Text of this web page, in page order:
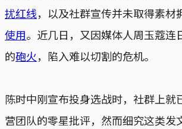
扰红线，以及社群宣传并未取得素材
使用。近几日，又因媒体人周玉蔻连
的砲火，陷入难以切割的危机。
陈时中刚宣布投身选战时，社群上就
营团队的零星批评，然而细究这类发